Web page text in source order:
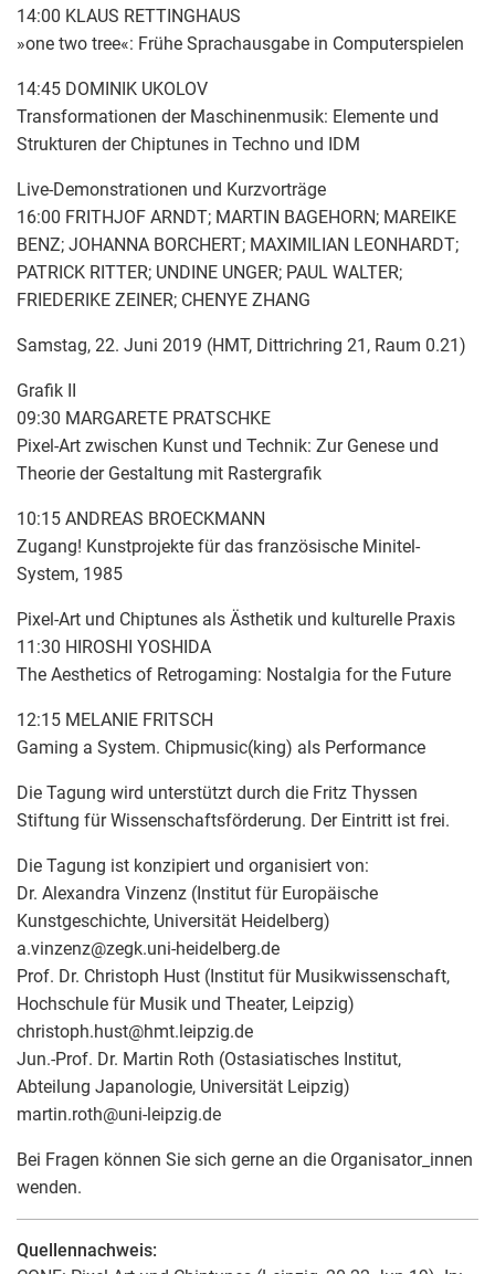
14:00 KLAUS RETTINGHAUS
»one two tree«: Frühe Sprachausgabe in Computerspielen
14:45 DOMINIK UKOLOV
Transformationen der Maschinenmusik: Elemente und
Strukturen der Chiptunes in Techno und IDM
Live-Demonstrationen und Kurzvorträge
16:00 FRITHJOF ARNDT; MARTIN BAGEHORN; MAREIKE
BENZ; JOHANNA BORCHERT; MAXIMILIAN LEONHARDT;
PATRICK RITTER; UNDINE UNGER; PAUL WALTER;
FRIEDERIKE ZEINER; CHENYE ZHANG
Samstag, 22. Juni 2019 (HMT, Dittrichring 21, Raum 0.21)
Grafik II
09:30 MARGARETE PRATSCHKE
Pixel-Art zwischen Kunst und Technik: Zur Genese und
Theorie der Gestaltung mit Rastergrafik
10:15 ANDREAS BROECKMANN
Zugang! Kunstprojekte für das französische Minitel-
System, 1985
Pixel-Art und Chiptunes als Ästhetik und kulturelle Praxis
11:30 HIROSHI YOSHIDA
The Aesthetics of Retrogaming: Nostalgia for the Future
12:15 MELANIE FRITSCH
Gaming a System. Chipmusic(king) als Performance
Die Tagung wird unterstützt durch die Fritz Thyssen
Stiftung für Wissenschaftsförderung. Der Eintritt ist frei.
Die Tagung ist konzipiert und organisiert von:
Dr. Alexandra Vinzenz (Institut für Europäische
Kunstgeschichte, Universität Heidelberg)
a.vinzenz@zegk.uni-heidelberg.de
Prof. Dr. Christoph Hust (Institut für Musikwissenschaft,
Hochschule für Musik und Theater, Leipzig)
christoph.hust@hmt.leipzig.de
Jun.-Prof. Dr. Martin Roth (Ostasiatisches Institut,
Abteilung Japanologie, Universität Leipzig)
martin.roth@uni-leipzig.de
Bei Fragen können Sie sich gerne an die Organisator_innen
wenden.
Quellennachweis: